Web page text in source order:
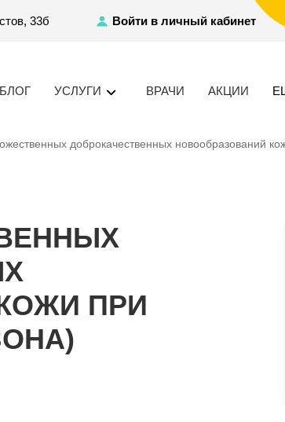
БЛОГ УСЛУГИ ВРАЧИ АКЦИИ
33б Войти в личный кабинет
доброкачественных новообразований
ПРИ